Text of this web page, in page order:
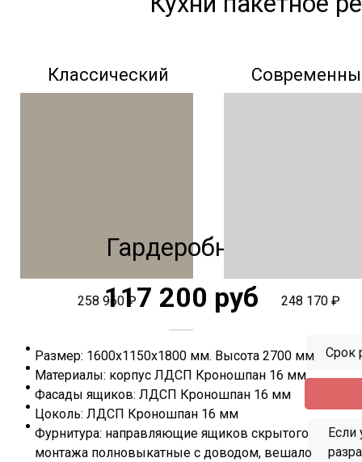
Срок
Если
248 170 ₽
258 960 ₽
Классический
Гардеробная
117 200 руб
Размер: 1600х1150х1800 мм. Высота 2700 мм
Материалы: корпус ЛДСП Кроношпан 16 мм
Фасады ящиков: ЛДСП Кроношпан 16 мм
Цоколь: ЛДСП Кроношпан 16 мм
Фурнитура: направляющие ящиков скрытого
монтажа полновыкатные с доводом, вешало